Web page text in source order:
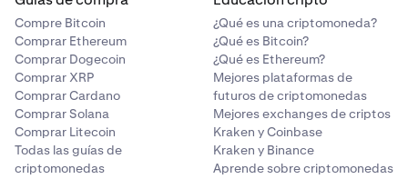
Compre Bitcoin
Comprar Ethereum
Comprar Dogecoin
Comprar XRP
Comprar Cardano
Comprar Solana
Comprar Litecoin
Todas las guías de
criptomonedas
¿Qué es una criptomoneda?
¿Qué es Bitcoin?
¿Qué es Ethereum?
Mejores plataformas de
futuros de criptomonedas
Mejores exchanges de criptos
Kraken y Coinbase
Kraken y Binance
Aprende sobre criptomonedas